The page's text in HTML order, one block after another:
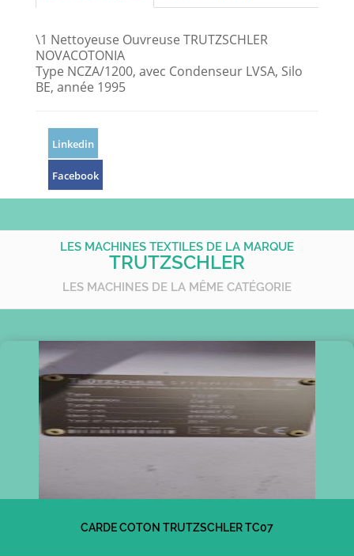
\1 Nettoyeuse Ouvreuse TRUTZSCHLER
NOVACOTONIA
Type NCZA/1200, avec Condenseur LVSA, Silo
BE, année 1995
Linkedin
Facebook
LES MACHINES TEXTILES DE LA MARQUE
TRUTZSCHLER
LES MACHINES DE LA MÊME CATÉGORIE
CARDE COTON TRUTZSCHLER TC07